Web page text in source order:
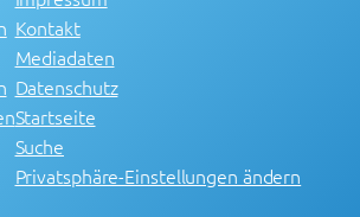
Kontakt
Mediadaten
Datenschutz
Startseite
Suche
Privatsphäre-Einstellungen ändern